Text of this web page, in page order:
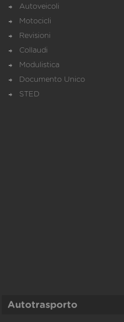
Autoveicoli
Motocicli
Revisioni
Collaudi
Modulistica
Documento Unico
STED
Autotrasporto